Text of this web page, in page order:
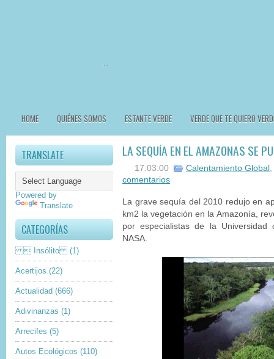
HOME QUIÉNES SOMOS ESTANTE VERDE VERDE QUE TE QUIERO
TRANSLATE
Powered by
Translate
CATEGORÍAS
 Insólito (1)
Acertijos (22)
Actualidad (666)
Adivinanzas (1)
Arrecifes (5)
Autos Ecológicos (110)
LA SEQUÍA EN EL AMAZONAS SE
17:03:00 Calentamiento Global ,
comentarios
La grave sequía del 2010 redujo en
km2 la vegetación en la Amazonía,
por especialistas de la
NASA.